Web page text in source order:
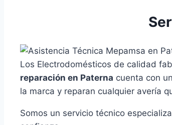
Los Electrodomésticos de calidad
reparación en Paterna cuenta con
la marca y reparan cualquier avería
Somos un servicio técnico